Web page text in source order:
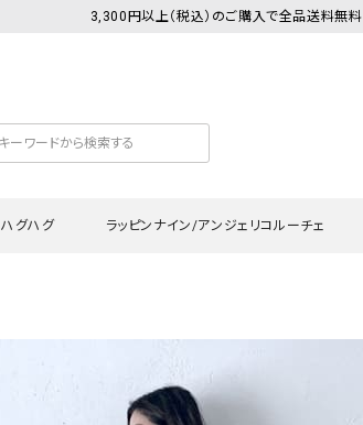
3,300円以上（税込）のご購入で全品送料無料
ハグハグ ラッピンナイン/アンジェリコルーチェ
カーディガン